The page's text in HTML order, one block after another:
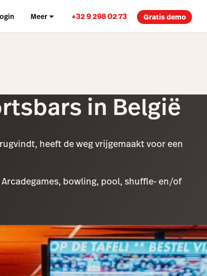
Meer +32 9 298 02 73 Gratis demo
in België
heeft de weg vrijgemaakt voor een
bowling, pool, shuffle- en/of